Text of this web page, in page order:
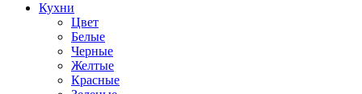
Кухни
Цвет
Белые
Черные
Желтые
Красные